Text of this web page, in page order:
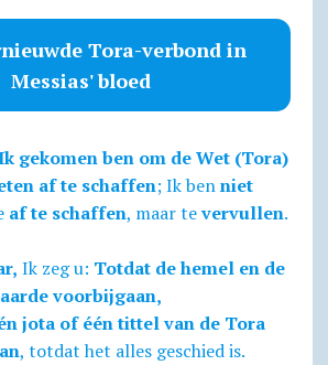
Tora-verbond in
Messias' bloed
gekomen ben om de Wet (Tora)
af te schaffen; Ik benniet
af te schaffen, maar tevervullen.
Ik zeg u: Totdat de hemel en de
aarde voorbijgaan,
jota of één tittel van de Tora
, totdat het alles geschied is.